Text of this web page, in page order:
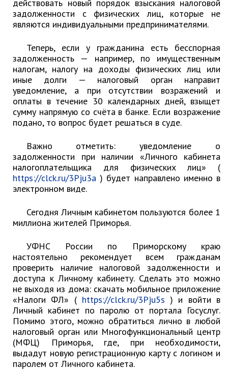
Ведомственный контроль
Административная комиссия
ИНФОРМАЦИЯ О ПРОВЕРКАХ
Планы проверок
Информация о проверках в рамках
муниципального контроля
Муниципальный контроль
Муниципальный жилищный
Муниципальный контроль на
автомобильном транспорте,
городском наземном
электрическом транспорте и в
дорожном хозяйстве
Муниципальный земельный
контроль
Муниципальный контроль в сфере
благоустройства
Муниципальный контроль за
исполнением единой
теплоснабжающей организацией
обязательств по строительству,
реконструкции и (или)
модернизации объектов
теплоснабжения
Ведомственный контроль
Перечни информационных систем
действовать новый порядок взыскания налоговой
задолженности с физических лиц, которые не
являются индивидуальными предпринимателями.
Теперь, если у гражданина есть бесспорная
задолженность — например, по имущественным
налогам, налогу на доходы физических лиц или
иные долги — налоговый орган направит
уведомление, а при отсутствии возражений и
оплаты в течение 30 календарных дней, взыщет
сумму напрямую со счёта в банке. Если возражение
подано, то вопрос будет решаться в суде.
Важно отметить: уведомление о
задолженности при наличии «Личного кабинета
налогоплательщика для физических лиц» (
https://clck.ru/3Pju3a ) будет направлено именно в
электронном виде.
Сегодня Личным кабинетом пользуются более 1
миллиона жителей Приморья.
УФНС России по Приморскому краю
настоятельно рекомендует всем гражданам
проверить наличие налоговой задолженности и
доступа к Личному кабинету. Сделать это можно
не выходя из дома: скачать мобильное приложение
«Налоги ФЛ» ( https://clck.ru/3Pju5s ) и войти в
Личный кабинет по паролю от портала Госуслуг.
Помимо этого, можно обратиться лично в любой
налоговый орган или Многофункциональный центр
(МФЦ) Приморья, где, при необходимости,
выдадут новую регистрационную карту с логином и
паролем от Личного кабинета.